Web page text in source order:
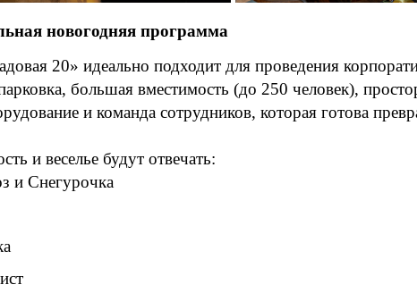
новогодняя программа
20» идеально подходит для проведения
большая вместимость (до 250 человек),
и команда сотрудников, которая готова
и веселье будут отвечать:
и Снегурочка